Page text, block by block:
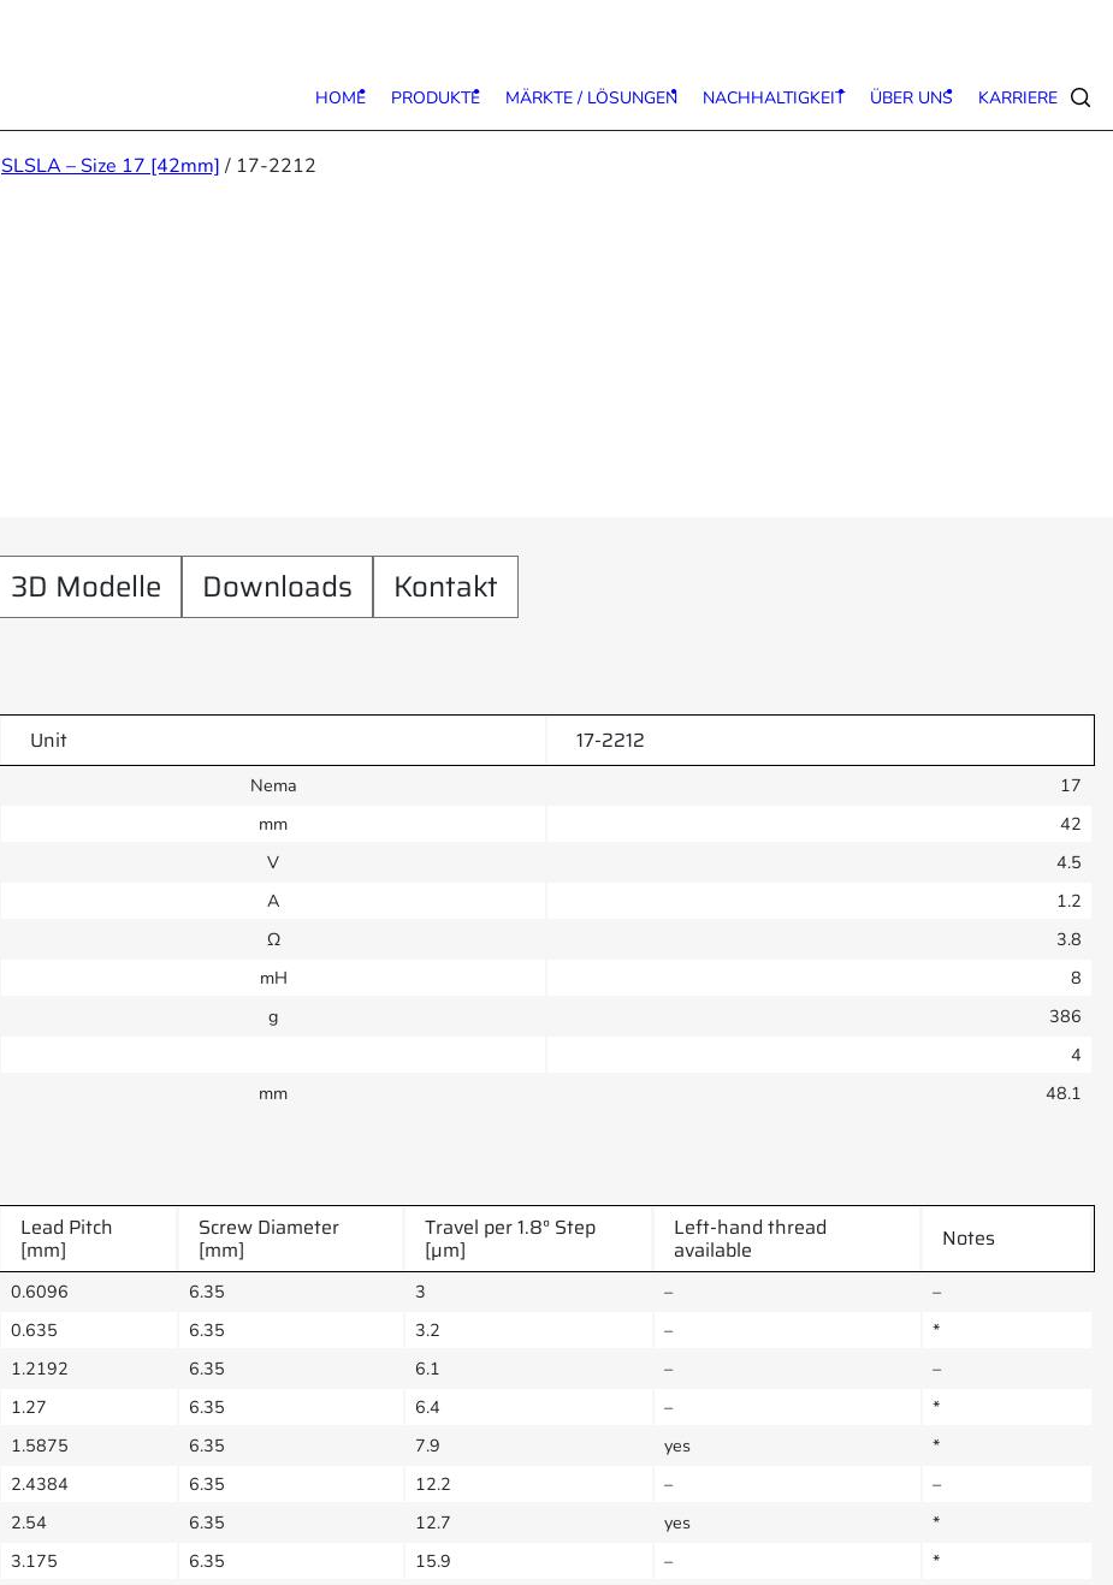
HOME PRODUKTE MÄRKTE / LÖSUNGEN NACHHALTIGKEIT ÜBER UNS KARRIERE
SLSLA – Size 17 [42mm] / 17-2212
3D Modelle Downloads Kontakt
Unit 17-2212
Nema
17
mm
42
V
4.5
A
1.2
Ω
3.8
mH
8
g
386
4
mm 48.1
Lead Pitch
[mm]
Screw Diameter
[mm]
Travel per 1.8° Step
[µm]
Left-hand thread
available Notes
0.6096 6.35 3 –
–
0.635 6.35 3.2 –
*
1.2192 6.35 6.1 –
–
1.27 6.35 6.4 –
*
1.5875 6.35 7.9 yes
*
2.4384 6.35 12.2 –
–
2.54 6.35 12.7 yes
*
3.175 6.35 15.9 –
*